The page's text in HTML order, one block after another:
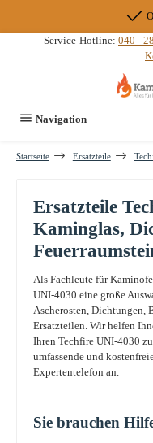
Service-Hotline: 040 -
Navigation
Startseite Ersatzteile
Ersatzteile
Kaminglas,
Als Fachleute für
UNI-4030 eine große
Ascherosten, Dichtungen,
Ersatzteilen. Wir helfen
Ihren Techfire UNI-4030
umfassende und
Expertentelefon an.
Sie brauchen